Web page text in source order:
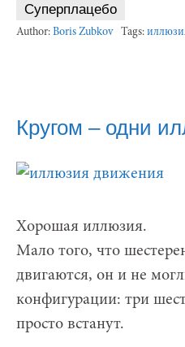
Суперплацебо
Author: Boris Zubkov Tags:
Кругом – одни
Хорошая иллюзия.
Мало того, что
двигаются, он и не
конфигурации: три
просто встанут.